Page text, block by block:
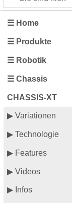
☰ Home
☰ Produkte
☰ Robotik
☰ Chassis
CHASSIS-XT
▶ Variationen
▶ Technologie
▶ Features
▶ Videos
▶ Infos